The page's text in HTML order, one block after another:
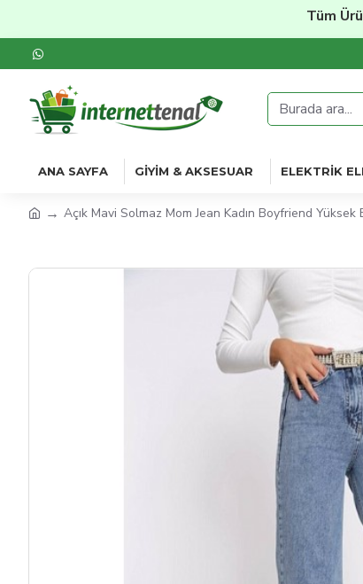
Tüm
ANA SAYFA GIYIM & AKSESUAR ELEKTRIK
Açık Mavi Solmaz Mom Jean Kadın Boyfriend